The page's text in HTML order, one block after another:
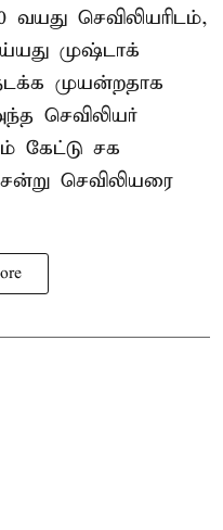
செவிலியரிடம்,
முஷ்டாக்
முயன்றதாக
செவிலியர்
கேட்டு சக
செவிலியரை